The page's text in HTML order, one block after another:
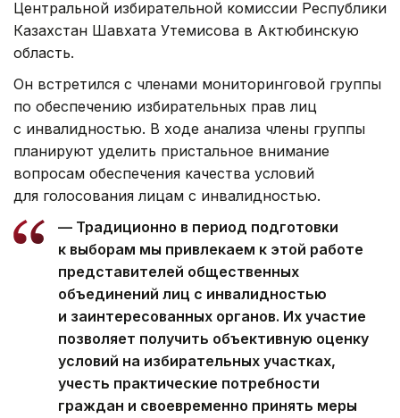
Центральной избирательной комиссии Республики
Казахстан Шавхата Утемисова в Актюбинскую
область.
Он встретился с членами мониторинговой группы
по обеспечению избирательных прав лиц
с инвалидностью. В ходе анализа члены группы
планируют уделить пристальное внимание
вопросам обеспечения качества условий
для голосования лицам с инвалидностью.
— Традиционно в период подготовки
к выборам мы привлекаем к этой работе
представителей общественных
объединений лиц с инвалидностью
и заинтересованных органов. Их участие
позволяет получить объективную оценку
условий на избирательных участках,
учесть практические потребности
граждан и своевременно принять меры